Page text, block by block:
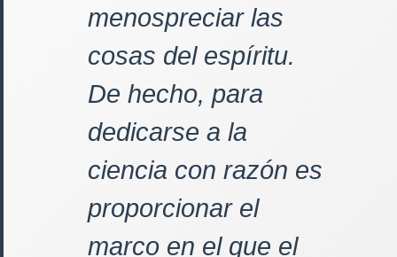
menospreciar las
cosas del espíritu.
De hecho, para
dedicarse a la
ciencia con razón es
proporcionar el
marco en el que el